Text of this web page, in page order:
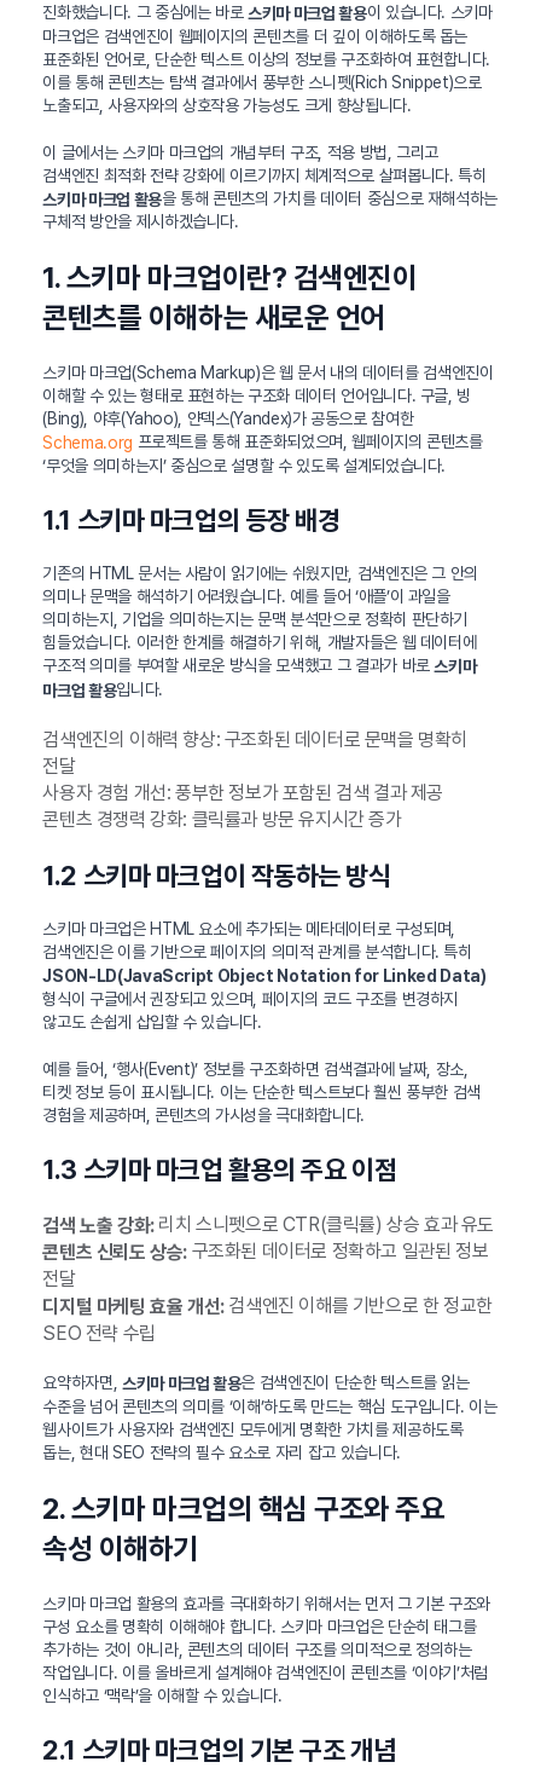
진화했습니다. 그 중심에는 바로 스키마 마크업 활용이 있습니다. 스키마
마크업은 검색엔진이 웹페이지의 콘텐츠를 더 깊이 이해하도록 돕는
표준화된 언어로, 단순한 텍스트 이상의 정보를 구조화하여 표현합니다.
이를 통해 콘텐츠는 탐색 결과에서 풍부한 스니펫(Rich Snippet)으로
노출되고, 사용자와의 상호작용 가능성도 크게 향상됩니다.
이 글에서는 스키마 마크업의 개념부터 구조, 적용 방법, 그리고
검색엔진 최적화 전략 강화에 이르기까지 체계적으로 살펴봅니다. 특히
스키마 마크업 활용을 통해 콘텐츠의 가치를 데이터 중심으로 재해석하는
구체적 방안을 제시하겠습니다.
1. 스키마 마크업이란? 검색엔진이
콘텐츠를 이해하는 새로운 언어
스키마 마크업(Schema Markup)은 웹 문서 내의 데이터를 검색엔진이
이해할 수 있는 형태로 표현하는 구조화 데이터 언어입니다. 구글, 빙
(Bing), 야후(Yahoo), 얀덱스(Yandex)가 공동으로 참여한
Schema.org 프로젝트를 통해 표준화되었으며, 웹페이지의 콘텐츠를
‘무엇을 의미하는지’ 중심으로 설명할 수 있도록 설계되었습니다.
1.1 스키마 마크업의 등장 배경
기존의 HTML 문서는 사람이 읽기에는 쉬웠지만, 검색엔진은 그 안의
의미나 문맥을 해석하기 어려웠습니다. 예를 들어 ‘애플’이 과일을
의미하는지, 기업을 의미하는지는 문맥 분석만으로 정확히 판단하기
힘들었습니다. 이러한 한계를 해결하기 위해, 개발자들은 웹 데이터에
구조적 의미를 부여할 새로운 방식을 모색했고 그 결과가 바로 스키마
마크업 활용입니다.
검색엔진의 이해력 향상: 구조화된 데이터로 문맥을 명확히
전달
사용자 경험 개선: 풍부한 정보가 포함된 검색 결과 제공
콘텐츠 경쟁력 강화: 클릭률과 방문 유지시간 증가
1.2 스키마 마크업이 작동하는 방식
스키마 마크업은 HTML 요소에 추가되는 메타데이터로 구성되며,
검색엔진은 이를 기반으로 페이지의 의미적 관계를 분석합니다. 특히
JSON-LD(JavaScript Object Notation for Linked Data)
형식이 구글에서 권장되고 있으며, 페이지의 코드 구조를 변경하지
않고도 손쉽게 삽입할 수 있습니다.
예를 들어, ‘행사(Event)’ 정보를 구조화하면 검색결과에 날짜, 장소,
티켓 정보 등이 표시됩니다. 이는 단순한 텍스트보다 훨씬 풍부한 검색
경험을 제공하며, 콘텐츠의 가시성을 극대화합니다.
1.3 스키마 마크업 활용의 주요 이점
검색 노출 강화:리치 스니펫으로 CTR(클릭률) 상승 효과 유도
콘텐츠 신뢰도 상승:구조화된 데이터로 정확하고 일관된 정보
전달
디지털 마케팅 효율 개선:검색엔진 이해를 기반으로 한 정교한
SEO 전략 수립
요약하자면, 스키마 마크업 활용은 검색엔진이 단순한 텍스트를 읽는
수준을 넘어 콘텐츠의 의미를 ‘이해’하도록 만드는 핵심 도구입니다. 이는
웹사이트가 사용자와 검색엔진 모두에게 명확한 가치를 제공하도록
돕는, 현대 SEO 전략의 필수 요소로 자리 잡고 있습니다.
2. 스키마 마크업의 핵심 구조와 주요
속성 이해하기
스키마 마크업 활용의 효과를 극대화하기 위해서는 먼저 그 기본 구조와
구성 요소를 명확히 이해해야 합니다. 스키마 마크업은 단순히 태그를
추가하는 것이 아니라, 콘텐츠의 데이터 구조를 의미적으로 정의하는
작업입니다. 이를 올바르게 설계해야 검색엔진이 콘텐츠를 ‘이야기’처럼
인식하고 ‘맥락’을 이해할 수 있습니다.
2.1 스키마 마크업의 기본 구조 개념